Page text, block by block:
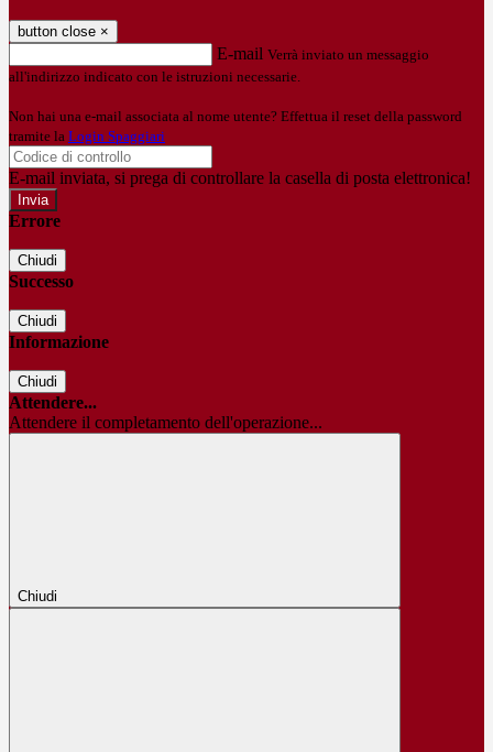
button close ×
E-mail Verrà inviato un messaggio
all'indirizzo indicato con le istruzioni necessarie.
Non hai una e-mail associata al nome utente? Effettua il reset della password
tramite la Login Spaggiari
E-mail inviata, si prega di controllare la casella di posta elettronica!
Errore
Chiudi
Successo
Chiudi
Informazione
Chiudi
Attendere...
Attendere il completamento dell'operazione...
Chiudi